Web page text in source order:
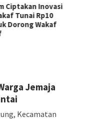
Ciptakan Inovasi
Tunai Rp10
Dorong Wakaf
Jemaja
Kecamatan